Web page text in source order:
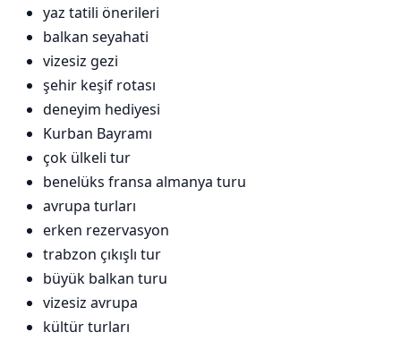
yaz tatili önerileri
balkan seyahati
vizesiz gezi
şehir keşif rotası
deneyim hediyesi
Kurban Bayramı
çok ülkeli tur
benelüks fransa almanya turu
avrupa turları
erken rezervasyon
trabzon çıkışlı tur
büyük balkan turu
vizesiz avrupa
kültür turları